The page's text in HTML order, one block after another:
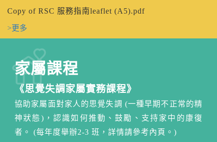
Copy of RSC 服務指南leaflet (A5).pdf
>更多
家屬課程
《思覺失調家屬實務課程》
協助家屬面對家人的思覺失調 (一種早期不正常的精
神狀態)，認識如何推動、鼓勵、支持家中的康復
者。 (每年度舉辦2-3 班，詳情請參考內頁。)